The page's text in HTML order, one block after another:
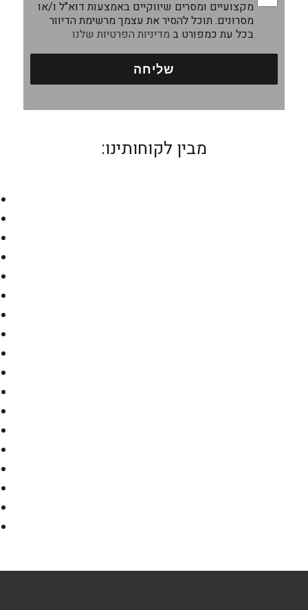
מקצועיים ומסרים שיווקיים באמצעות דוא"ל ו/או
מסרונים. תוכל להסיר את עצמך מרשימת הדיוור
בכל עת כמפורט במדיניות הפרטיות שלנו
מבין לקוחותינו: